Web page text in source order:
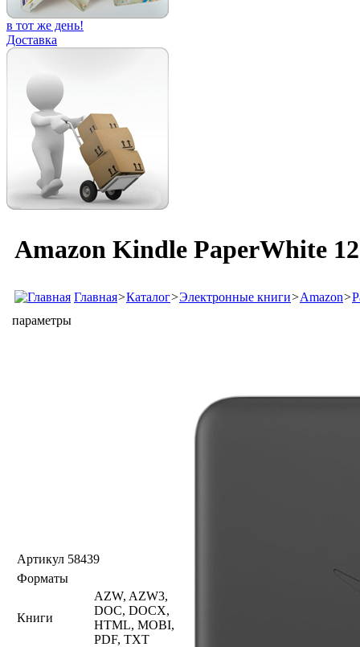
в тот же день!
Доставка
Amazon Kindle PaperWhite
Главная>Каталог>Электронные книги>Amazon>
параметры
Артикул 58439
Форматы
Книги
AZW, AZW3,
DOC, DOCX,
HTML, MOBI,
PDF, TXT